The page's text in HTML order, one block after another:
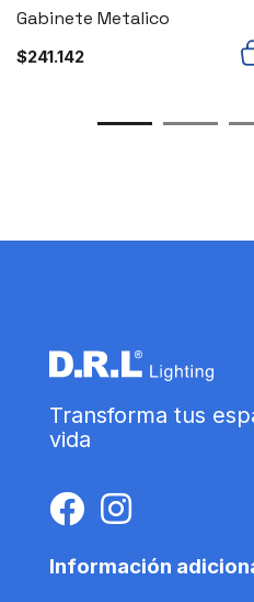
Gabinete Metalico
$241.142
Transforma tus
vida
Información